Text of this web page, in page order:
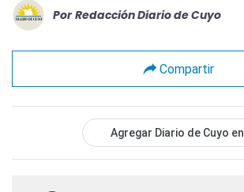
Por Redacción Diario de Cuyo
Compartir
Agregar Diario de Cuyo en